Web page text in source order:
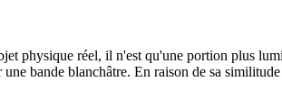
physique réel, il n'est qu'une portion plus
une bande blanchâtre. En raison de sa